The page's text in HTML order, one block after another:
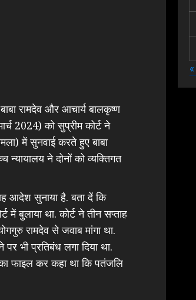
बाबा रामदेव और आचार्य बालकृष्ण
2024) को सुप्रीम कोर्ट ने
में सुनवाई करते हुए बाबा
न्यायालय ने दोनों को व्यक्तिगत
आदेश सुनाया है. बता दें कि
में बुलाया था. कोर्ट ने तीन सप्ताह
रामदेव से जवाब मांगा था.
भी प्रतिबंध लगा दिया था.
फाइल कर कहा था कि पतंजलि